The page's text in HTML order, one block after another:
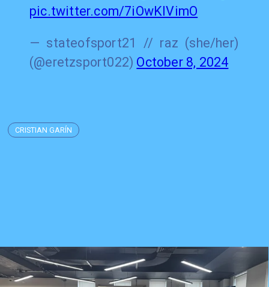
pic.twitter.com/7iOwKlVimO
— stateofsport21 // raz (she/her)
(@eretzsport022) October 8, 2024
CRISTIAN GARÍN